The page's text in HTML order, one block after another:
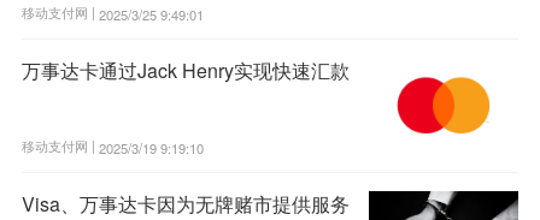
移动支付网 | 2025/3/25 9:49:01
万事达卡通过Jack Henry实现快速汇款
移动支付网 | 2025/3/19 9:19:10
Visa、万事达卡因为无牌赌市提供服务